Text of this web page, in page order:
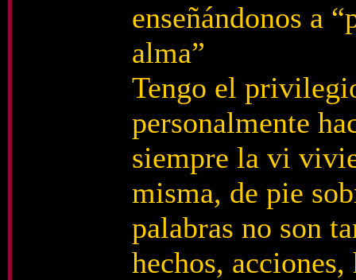
enseñándonos a
alma”
Tengo el
personalmente
siempre la vi
misma, de pie
palabras no son
hechos,